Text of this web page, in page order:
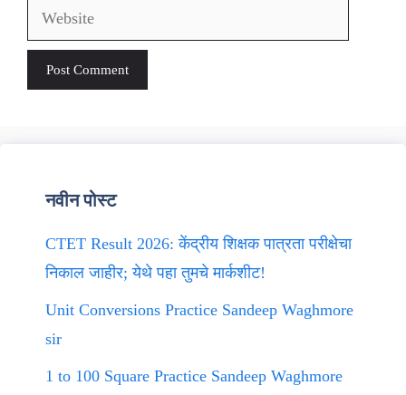
Website
नवीन पोस्ट
CTET Result 2026: केंद्रीय शिक्षक पात्रता परीक्षेचा
निकाल जाहीर; येथे पहा तुमचे मार्कशीट!
Unit Conversions Practice Sandeep Waghmore
sir
1 to 100 Square Practice Sandeep Waghmore